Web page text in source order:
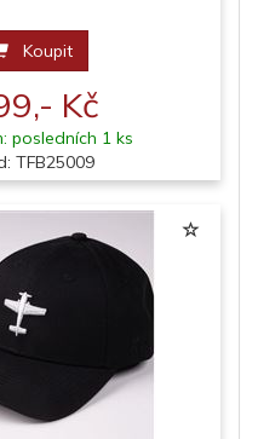
Koupit
Kč
posledních 1 ks
TFB25009